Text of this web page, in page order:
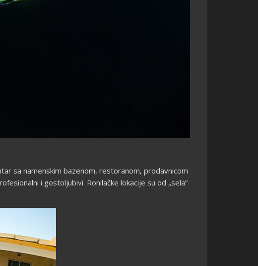
sa namenskim bazenom, restoranom, prodavnicom
i gostoljubivi. Ronilačke lokacije su od „sela“